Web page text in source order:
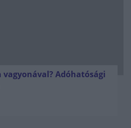
Adóhatósági